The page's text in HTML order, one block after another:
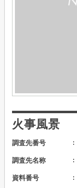
火事風景
調査先番号
調査先名称
資料番号